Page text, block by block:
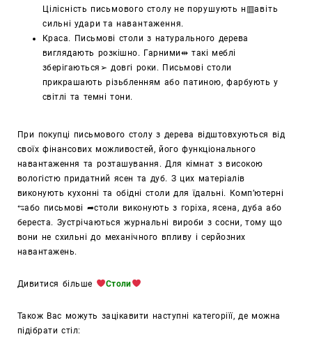
Цілісність письмового столу не порушують н▥авіть
сильні удари та навантаження.
Краса. Письмові столи з натурального дерева
виглядають розкішно. Гарними⇹ такі меблі
зберігаються➢ довгі роки. Письмові столи
прикрашають різьбленням або патиною, фарбують у
світлі та темні тони.
При покупці письмового столу з дерева відштовхуються від
своїх фінансових можливостей, його функціонального
навантаження та розташування. Для кімнат з високою
вологістю придатний ясен та дуб. З цих матеріалів
виконують кухонні та обідні столи для їдальні. Комп’ютерні
⥃або письмові ➦столи виконують з горіха, ясена, дуба або
береста. Зустрічаються журнальні вироби з сосни, тому що
вони не схильні до механічного впливу і серйозних
навантажень.
Дивитися більше Столи
Також Вас можуть зацікавити наступні категоріїї, де можна
підібрати стіл: